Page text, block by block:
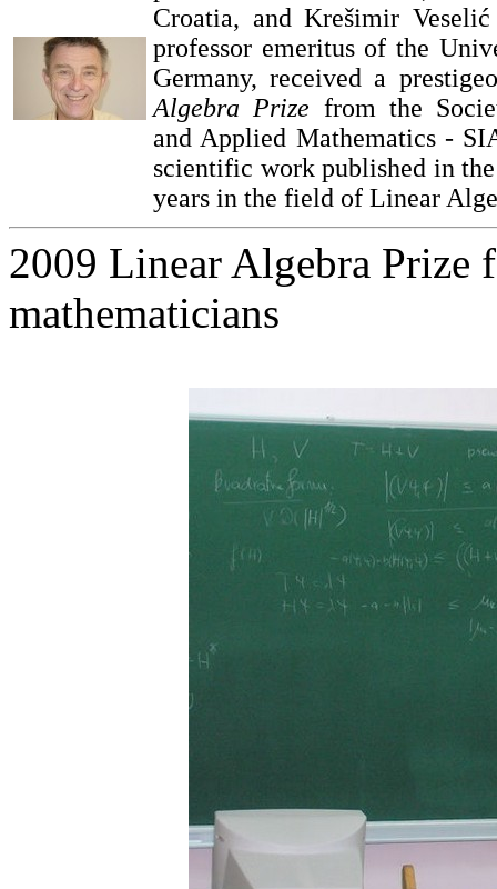
Croatia, and Krešimir
professor emeritus of the
Germany, received a
Algebra Prize from the
and Applied Mathematics -
scientific work published in
years in the field of Linear
2009 Linear Algebra Prize
mathematicians